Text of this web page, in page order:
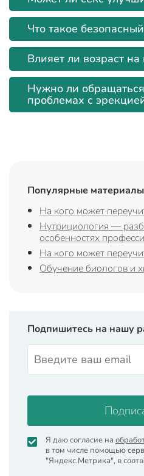
Что такое
Влияет ли возраст на
Нужно ли
проблемах с
Популярные материалы
На кого может
Нутрициология —
особенностях
На кого может
Обучение биологов и
Подпишитесь на нашу
Я даю согласие на
в том числе помощью
"Яндекс.Метрика", в